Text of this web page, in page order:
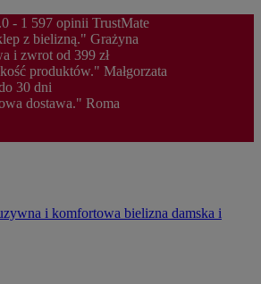
1 597 opinii TrustMate
z bielizną." Grażyna
i zwrot od 399 zł
produktów." Małgorzata
30 dni
dostawa." Roma